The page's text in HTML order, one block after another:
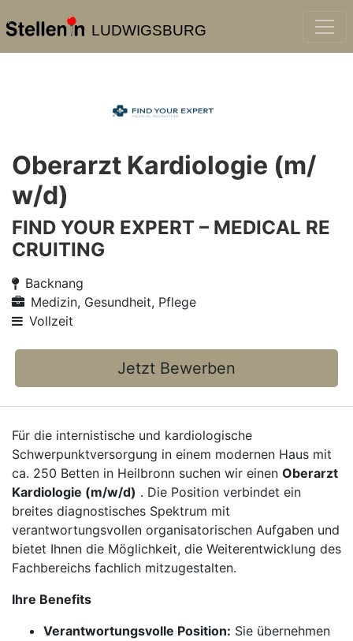
LUDWIGSBURG
Oberarzt Kardiologie (m/
w/d)
FIND YOUR EXPERT – MEDICAL RE
CRUITING
Backnang
Medizin, Gesundheit, Pflege
Vollzeit
Jetzt Bewerben
Für die internistische und kardiologische
Schwerpunktversorgung in einem modernen Haus mit
ca. 250 Betten in Heilbronn suchen wir einen Oberarzt
Kardiologie (m/w/d) . Die Position verbindet ein
breites diagnostisches Spektrum mit
verantwortungsvollen organisatorischen Aufgaben und
bietet Ihnen die Möglichkeit, die Weiterentwicklung des
Fachbereichs fachlich mitzugestalten.
Ihre Benefits
Verantwortungsvolle Position: Sie übernehmen